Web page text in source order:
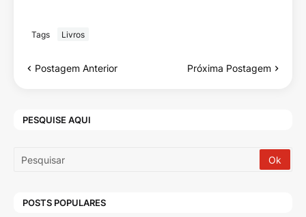
Tags Livros
Postagem Anterior Próxima Postagem
PESQUISE AQUI
POSTS POPULARES